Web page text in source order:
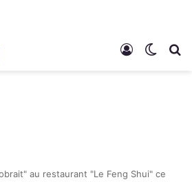
Connexion
au restaurant "Le Feng Shui" ce